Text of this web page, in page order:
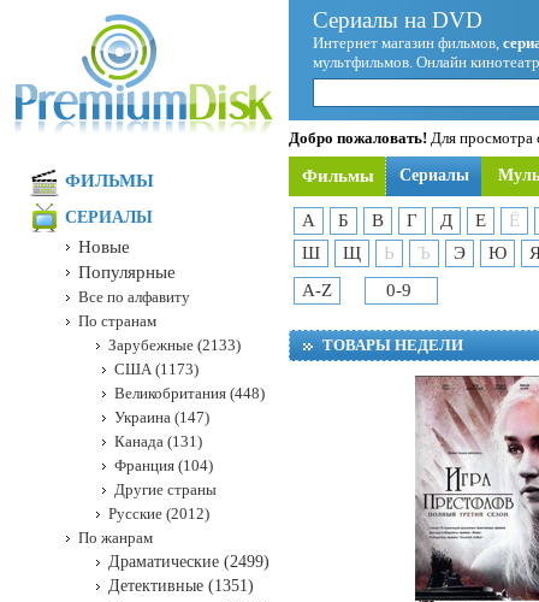
Сериалы на DVD
Интернет магазин фильмов,
мультфильмов. Онлайн
Добро пожаловать! Для просмотра
Фильмы Сериалы
А Б В Г Д Е
Ё
Ш
Щ Ь Ъ Э Ю
A-Z
0-9
ТОВАРЫ НЕДЕЛИ
ФИЛЬМЫ
СЕРИАЛЫ
Новые
Популярные
Все по алфавиту
По странам
Зарубежные (2133)
США (1173)
Великобритания (448)
Украина (147)
Канада (131)
Франция (104)
Другие страны
Русские (2012)
По жанрам
Драматические (2499)
Детективные (1351)